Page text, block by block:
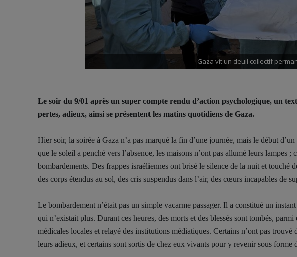
Gaza vit un deuil collectif
Le soir du 9/01 après un super compte rendu d’action psychologique, un
pertes, adieux, ainsi se présentent les matins quotidiens de Gaza.
Hier soir, la soirée à Gaza n’a pas marqué la fin d’une journée, mais le début
que le soleil a penché vers l’absence, les maisons n’ont pas allumé leurs lampes ;
bombardements. Des frappes israéliennes ont brisé le silence de la nuit et touché
des corps étendus au sol, des cris suspendus dans l’air, des cœurs incapables de
Le bombardement n’était pas un simple vacarme passager. Il a constitué un
qui n’existait plus. Durant ces heures, des morts et des blessés sont tombés,
médicales locales et relayé des institutions médiatiques. Certains n’ont pas trouvé
leurs adieux, et certains sont sortis de chez eux vivants pour y revenir sous forme